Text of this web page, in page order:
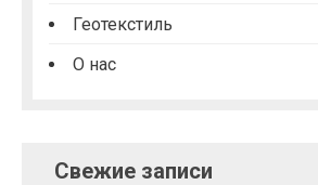
Геотекстиль
О нас
Свежие записи